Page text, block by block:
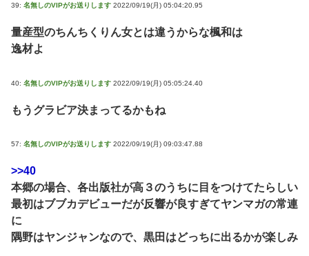
39: 名無しのVIPがお送りします 2022/09/19(月) 05:04:20.95
量産型のちんちくりん女とは違うからな楓和は
逸材よ
40: 名無しのVIPがお送りします 2022/09/19(月) 05:05:24.40
もうグラビア決まってるかもね
57: 名無しのVIPがお送りします 2022/09/19(月) 09:03:47.88
>>40
本郷の場合、各出版社が高３のうちに目をつけてたらしい
最初はブブカデビューだが反響が良すぎてヤンマガの常連
に
隅野はヤンジャンなので、黒田はどっちに出るかが楽しみ